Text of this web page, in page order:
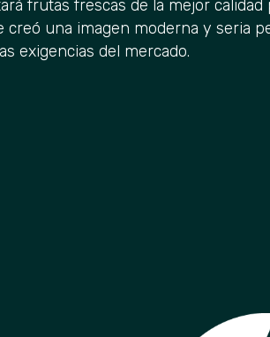
frutas frescas de la mejor calidad
una imagen moderna y seria
exigencias del mercado.